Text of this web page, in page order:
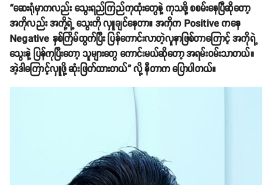
“ဆေးရုံမှာကလည်း သွေးရည်ကြည်ကုထုံးတွေနဲ့ ကုသဖို့ စစမ်းနေပြီဆိုတော့
အကိုလည်း အကို့ရဲ့ သွေးကို လှူချင်နေတာ။ အကိုက Positive ကနေ
Negative နှစ်ကြိမ်ထွက်ပြီး ပြန်ကောင်းလာတဲ့လူနာဖြစ်တာကြောင့် အကိုရဲ့
သွေးနဲ့ ပြန်ကုပြီးတော့ သူများတွေ ကောင်းမယ်ဆိုတော့ အရမ်းဝမ်းသာတယ်။
အဲ့ဒါကြောင့်လှူဖို့ ဆုံးဖြတ်ထားတယ်” လို့ နီတာက ပြောပါတယ်။